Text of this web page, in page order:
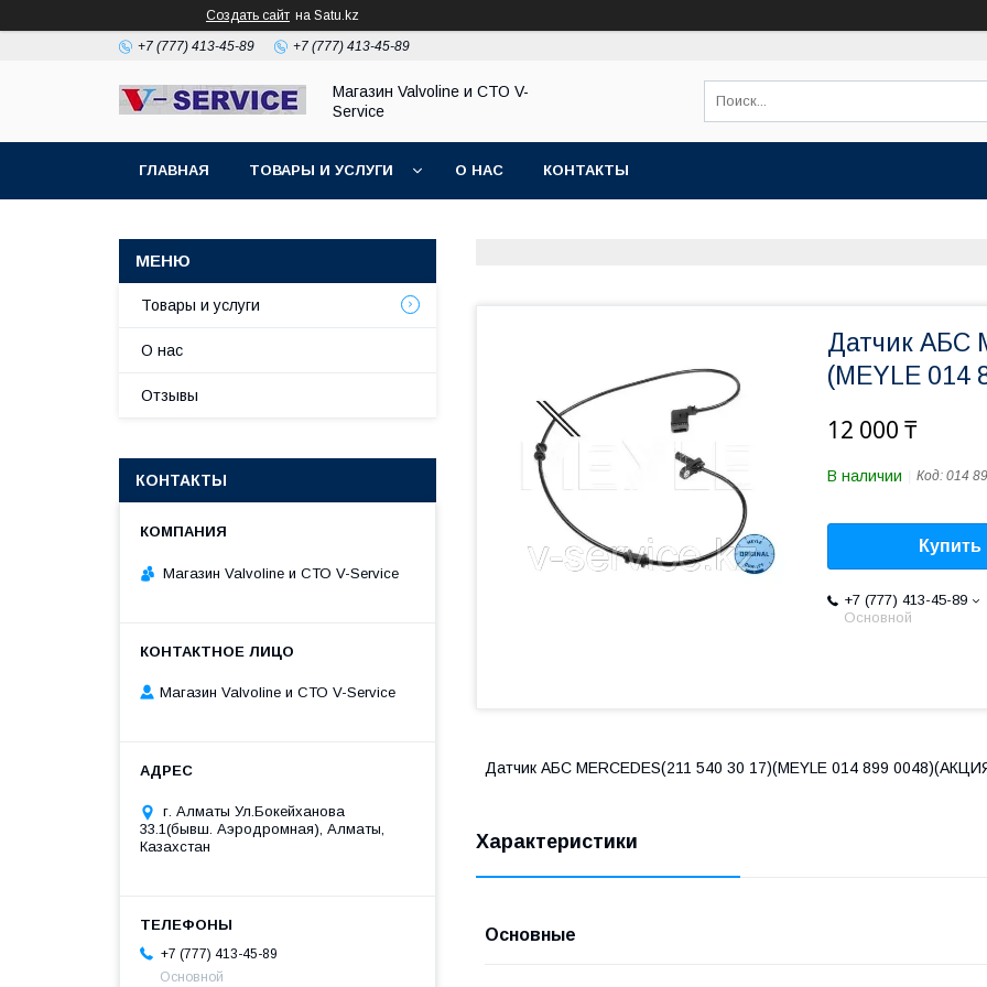
Создать сайт на Satu.kz
+7 (777) 413-45-89 +7 (777) 413-45-89
Магазин Valvoline и СТО V-
Service
ГЛАВНАЯ ТОВАРЫ И УСЛУГИ О НАС КОНТАКТЫ
Датчик АБС
(MEYLE
12 000 ₸
В наличии Код: 014
Купить
+7 (777) 413-45-89
Основной
Датчик АБС MERCEDES(211 540 30 17)(MEYLE 014 899
Характеристики
Основные
Товары и услуги
О нас
Отзывы
КОНТАКТЫ
Магазин Valvoline и СТО V-Service
Магазин Valvoline и СТО V-Service
г. Алматы Ул.Бокейханова
33.1(бывш. Аэродромная), Алматы,
Казахстан
+7 (777) 413-45-89
Основной